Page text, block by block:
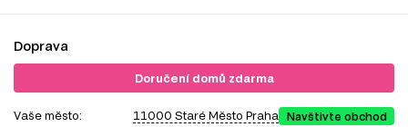
Doprava
Doručení domů zdarma
Vaše město: 11000 Staré Město Praha Navštivte obchod